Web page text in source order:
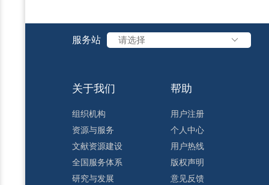
服务站 请选择
关于我们
组织机构
资源与服务
文献资源建设
全国服务体系
研究与发展
帮助
用户注册
个人中心
用户热线
版权声明
意见反馈